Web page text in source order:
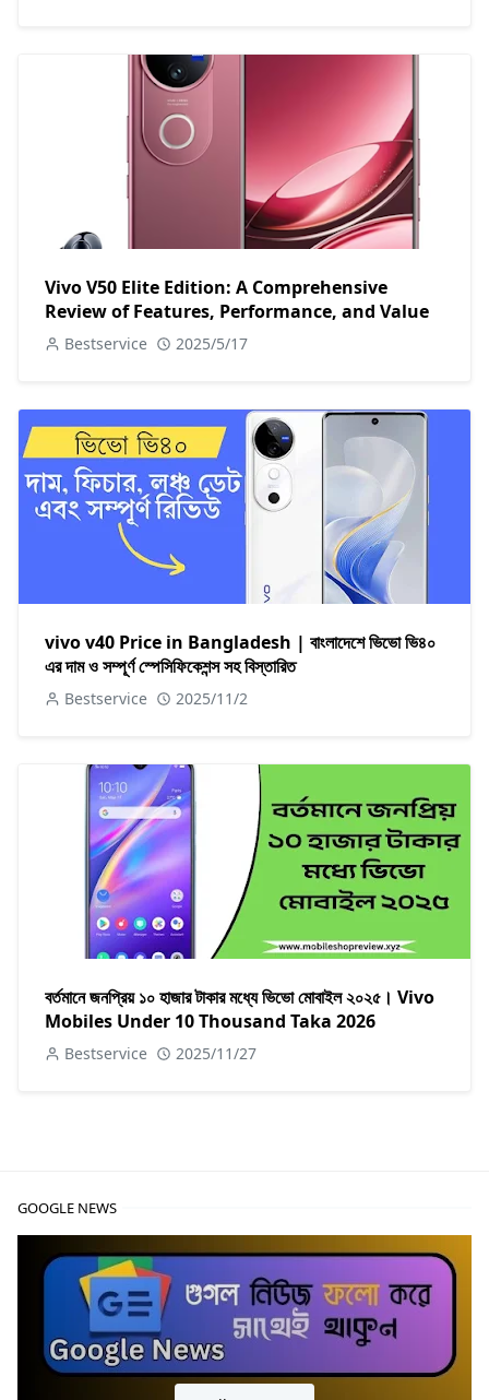
Vivo V50 Elite Edition: A Comprehensive
Review of Features, Performance, and Value
Bestservice 2025/5/17
vivo v40 Price in Bangladesh | বাংলাদেশে ভিভো ভি৪০
এর দাম ও সম্পূর্ণ স্পেসিফিকেশন্স সহ বিস্তারিত
Bestservice 2025/11/2
বর্তমানে জনপ্রিয় ১০ হাজার টাকার মধ্যে ভিভো মোবাইল ২০২৫। Vivo
Mobiles Under 10 Thousand Taka 2026
Bestservice 2025/11/27
GOOGLE NEWS